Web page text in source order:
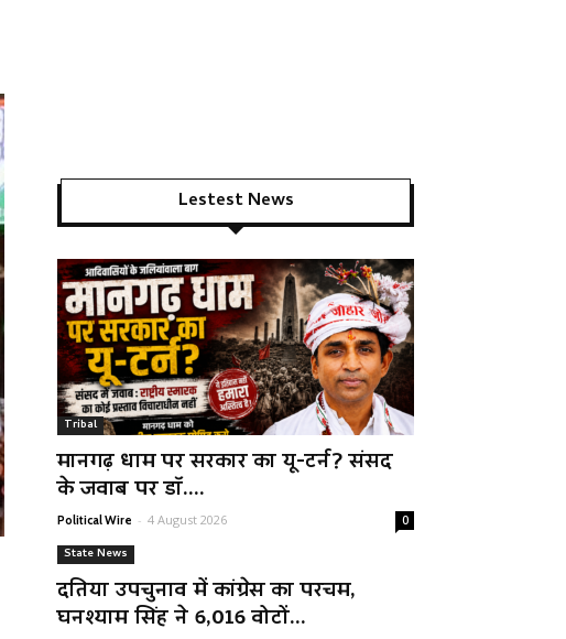
Lestest News
Tribal
मानगढ़ धाम पर सरकार का यू-टर्न? संसद
के जवाब पर डॉ....
Political Wire - 4 August 2026 0
State News
दतिया उपचुनाव में कांग्रेस का परचम,
घनश्याम सिंह ने 6,016 वोटों...